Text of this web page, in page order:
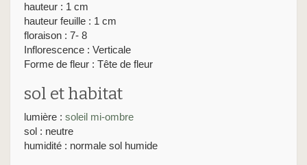
hauteur : 1 cm
hauteur feuille : 1 cm
floraison : 7- 8
Inflorescence : Verticale
Forme de fleur : Tête de fleur
sol et habitat
lumière : soleil mi-ombre
sol : neutre
humidité : normale sol humide